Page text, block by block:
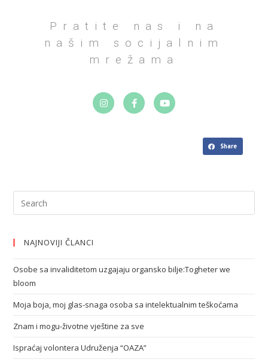
Pratite nas i na
našim socijalnim
mrežama
Share
NAJNOVIJI ČLANCI
Osobe sa invaliditetom uzgajaju organsko bilje:Togheter we
bloom
Moja boja, moj glas-snaga osoba sa intelektualnim teškoćama
Znam i mogu-životne vještine za sve
Ispraćaj volontera Udruženja “OAZA”